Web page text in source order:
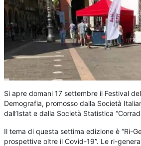
Si apre domani 17 settembre il Festival
Demografia, promosso dalla Società
dall’Istat e dalla Società Statistica
Il tema di questa settima edizione è “Ri-
prospettive oltre il Covid-19”. Le ri-